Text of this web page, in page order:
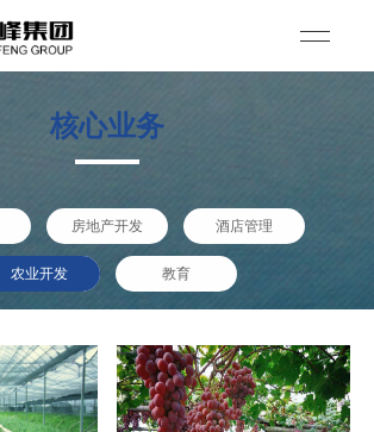
核心业务
房地产开发 酒店管理
农业开发 教育